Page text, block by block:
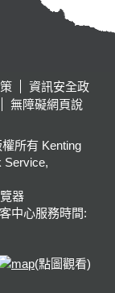
資訊安全政
無障礙網頁說
所有 Kenting
Service,
器
中心服務時間:
(點圖觀看)